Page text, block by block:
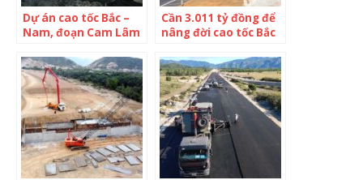
Dự án cao tốc Bắc –
Nam, đoạn Cam Lâm
Cần 3.011 tỷ đồng để
nâng đời cao tốc Bắc
Túy Loan